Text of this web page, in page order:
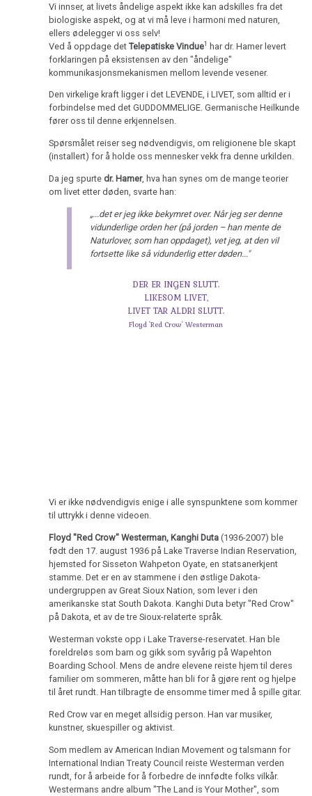
Vi innser, at livets åndelige aspekt ikke kan adskilles fra det
biologiske aspekt, og at vi må leve i harmoni med naturen,
ellers ødelegger vi oss selv!
Ved å oppdage detTelepatiske Vindue1 har dr. Hamer levert
forklaringen på eksistensen av den "åndelige"
kommunikasjonsmekanismen mellom levende vesener.
Den virkelige kraft ligger i det LEVENDE, i LIVET, som alltid er i
forbindelse med det GUDDOMMELIGE. Germanische Heilkunde
fører oss til denne erkjennelsen.
Spørsmålet reiser seg nødvendigvis, om religionene ble skapt
(installert) for å holde oss mennesker vekk fra denne urkilden.
Da jeg spurtedr. Hamer, hva han synes om de mange teorier
om livet etter døden, svarte han:
„...det er jeg ikke bekymret over. Når jeg ser denne
vidunderlige orden her (på jorden – han mente de
Naturlover, som han oppdaget), vet jeg, at den vil
fortsette like så vidunderlig etter døden..."
DER ER INGEN SLUTT.
LIKESOM LIVET,
LIVET TAR ALDRI SLUTT.
Floyd 'Red Crow' Westerman
Vi er ikke nødvendigvis enige i alle synspunktene som kommer
til uttrykk i denne videoen.
Floyd "Red Crow" Westerman, Kanghi Duta(1936-2007) ble
født den 17. august 1936 på Lake Traverse Indian Reservation,
hjemsted for Sisseton Wahpeton Oyate, en statsanerkjent
stamme. Det er en av stammene i den østlige Dakota-
undergruppen av Great Sioux Nation, som lever i den
amerikanske stat South Dakota. Kanghi Duta betyr "Red Crow"
på Dakota, et av de tre Sioux-relaterte språk.
Westerman vokste opp i Lake Traverse-reservatet. Han ble
foreldreløs som barn og gikk som syvårig på Wapehton
Boarding School. Mens de andre elevene reiste hjem til deres
familier om sommeren, måtte han bli for å gjøre rent og hjelpe
til året rundt. Han tilbragte de ensomme timer med å spille gitar.
Red Crow var en meget allsidig person. Han var musiker,
kunstner, skuespiller og aktivist.
Som medlem av American Indian Movement og talsmann for
International Indian Treaty Council reiste Westerman verden
rundt, for å arbeide for å forbedre de innfødte folks vilkår.
Westermans andre album "The Land is Your Mother", som